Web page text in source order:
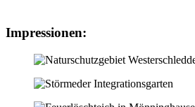
Impressionen: